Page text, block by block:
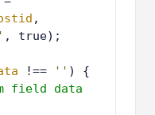
, true);
!== '' ) {
field data